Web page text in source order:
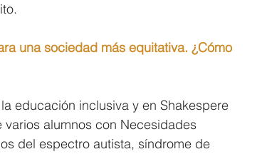
una sociedad más equitativa. ¿Cómo
educación inclusiva y en Shakespere
alumnos con Necesidades
del espectro autista, síndrome de